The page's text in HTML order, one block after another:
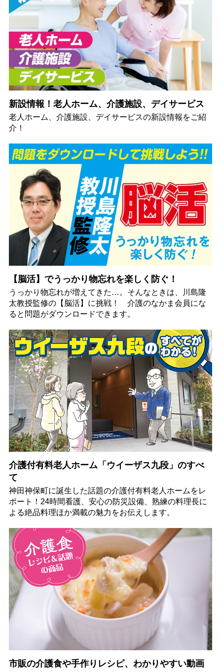
新設情報！老人ホーム、介護施設、デイサービス
老人ホーム、介護施設、デイサービスの新設情報をご紹
介！
【脳活】でうっかり物忘れを楽しく防ぐ！
うっかり物忘れが増えてきた…。そんなときは、川島隆
太教授監修の【脳活】に挑戦！ 介護のなかま会員にな
ると問題がダウンロードできます。
介護付有料老人ホーム「ウイーザス九段」のすべ
て
神田神保町に誕生した話題の介護付有料老人ホームをレ
ポート！24時間看護、安心の防災設備、熟練の料理長に
よる絶品料理ほか満載の魅力をお伝えします。
市販の介護食や手作りレシピ、わかりやすい動画